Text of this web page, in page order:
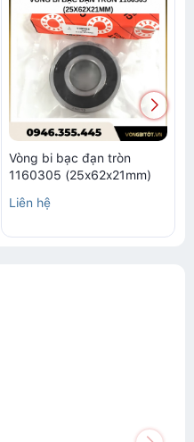
Vòng bi bạc đạn tròn
1160305 (25x62x21mm)
Liên hệ